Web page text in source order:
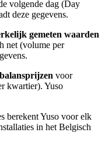
volgende dag (Day
deze gegevens.
gemeten waarden
net (volume per
voor
kwartier). Yuso
berekent Yuso voor elk
in het Belgisch